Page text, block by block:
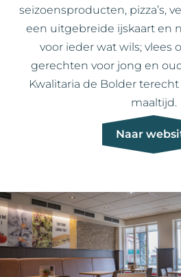
seizoensproducten, pizza’s,
een uitgebreide ijskaart en
voor ieder wat wils; vlees
gerechten voor jong en
Kwalitaria de Bolder
maaltijd.
Naar